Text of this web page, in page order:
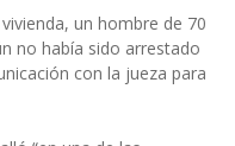
un hombre de 70
no había sido arrestado
con la jueza para